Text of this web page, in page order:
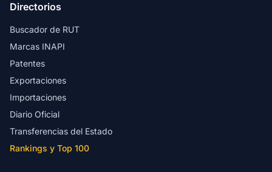
Directorios
Buscador de RUT
Marcas INAPI
Patentes
Exportaciones
Importaciones
Diario Oficial
Transferencias del Estado
Rankings y Top 100